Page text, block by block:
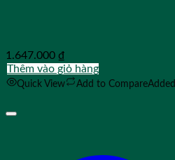
1.647.000 ₫
Thêm vào giỏ hàng
Quick View Add to CompareAdded